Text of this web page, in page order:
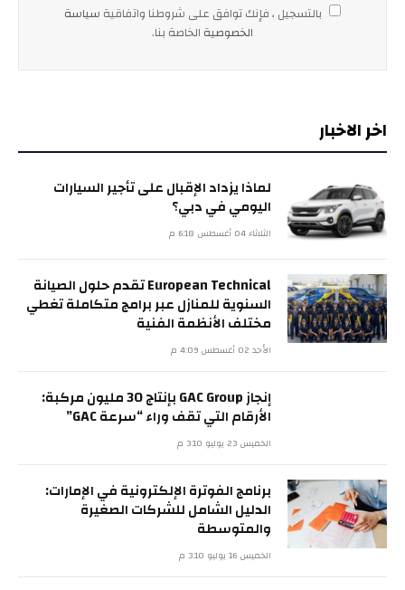
بالتسجيل ، فإنك توافق على شروطنا واتفاقية سياسة
الخصوصية الخاصة بنا.
اخر الاخبار
لماذا يزداد الإقبال على تأجير السيارات
اليومي في دبي؟
الثلاثاء 04 أغسطس 6:18 م
European Technical تقدم حلول الصيانة
السنوية للمنازل عبر برامج متكاملة تغطي
مختلف الأنظمة الفنية
الأحد 02 أغسطس 4:09 م
إنجاز GAC Group بإنتاج 30 مليون مركبة:
الأرقام التي تقف وراء “سرعة GAC”
الخميس 23 يوليو 3:10 م
برنامج الفوترة الإلكترونية في الإمارات:
الدليل الشامل للشركات الصغيرة
والمتوسطة
الخميس 16 يوليو 3:10 م